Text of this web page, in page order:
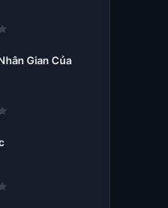
Gian Của